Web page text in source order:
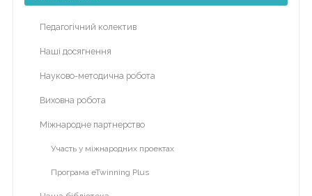
Контакти
ПАМ'ЯТЬ
Педагогічний колектив
Наші досягнення
Науково-методична робота
Виховна робота
Міжнародне партнерство
Участь у міжнародних проектах
Програма eTwinning Plus